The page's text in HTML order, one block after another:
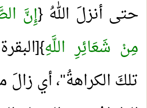
حتى أنزلَ اللهُ {إِنَّ
مِنْ شَعَائِرِ اللَّهِ
تلكَ الكراهةُ"، أي